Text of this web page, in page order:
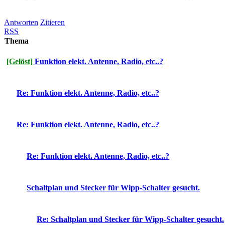
Antworten Zitieren
RSS
Thema
[Gelöst] Funktion elekt. Antenne, Radio, etc..?
Re: Funktion elekt. Antenne, Radio, etc..?
Re: Funktion elekt. Antenne, Radio, etc..?
Re: Funktion elekt. Antenne, Radio, etc..?
Schaltplan und Stecker für Wipp-Schalter gesucht.
Re: Schaltplan und Stecker für Wipp-Schalter gesucht.